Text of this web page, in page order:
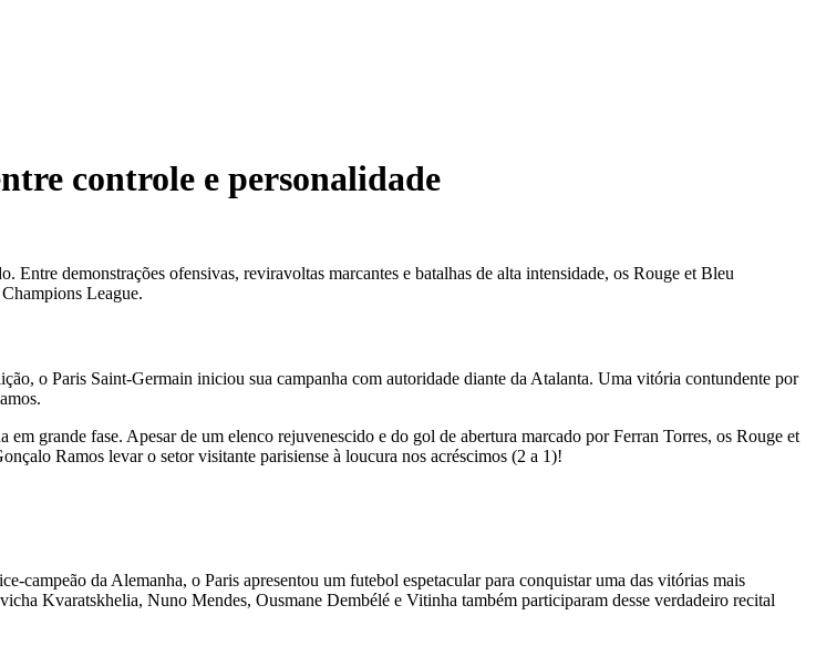
controle e personalidade
demonstrações ofensivas, reviravoltas marcantes e batalhas de alta intensidade, os Rouge et Bleu
League.
o Paris Saint-Germain iniciou sua campanha com autoridade diante da Atalanta. Uma vitória contundente por
grande fase. Apesar de um elenco rejuvenescido e do gol de abertura marcado por Ferran Torres, os Rouge et
Ramos levar o setor visitante parisiense à loucura nos acréscimos (2 a 1)!
campeão da Alemanha, o Paris apresentou um futebol espetacular para conquistar uma das vitórias mais
Kvaratskhelia, Nuno Mendes, Ousmane Dembélé e Vitinha também participaram desse verdadeiro recital